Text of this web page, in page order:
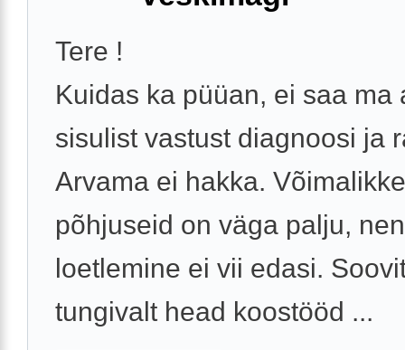
Tere !
Kuidas ka püüan, ei saa ma
sisulist vastust diagnoosi ja
Arvama ei hakka. Võimalikke
põhjuseid on väga palju,
loetlemine ei vii edasi.
tungivalt head koostööd ...